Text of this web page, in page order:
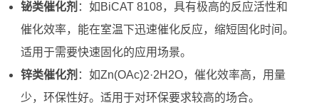
铋类催化剂 ：如BiCAT 8108，具有极高的反应活性和
催化效率，能在室温下迅速催化反应，缩短固化时间。
适用于需要快速固化的应用场景。
锌类催化剂 ：如Zn(OAc)2·2H2O，催化效率高，用量
少，环保性好。适用于对环保要求较高的场合。